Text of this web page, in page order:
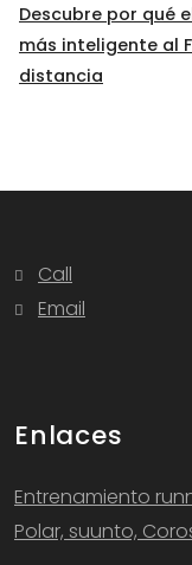
Descubre por qué
más inteligente al
distancia
Call
Email
Enlaces
Entrenamiento
Polar, suunto,